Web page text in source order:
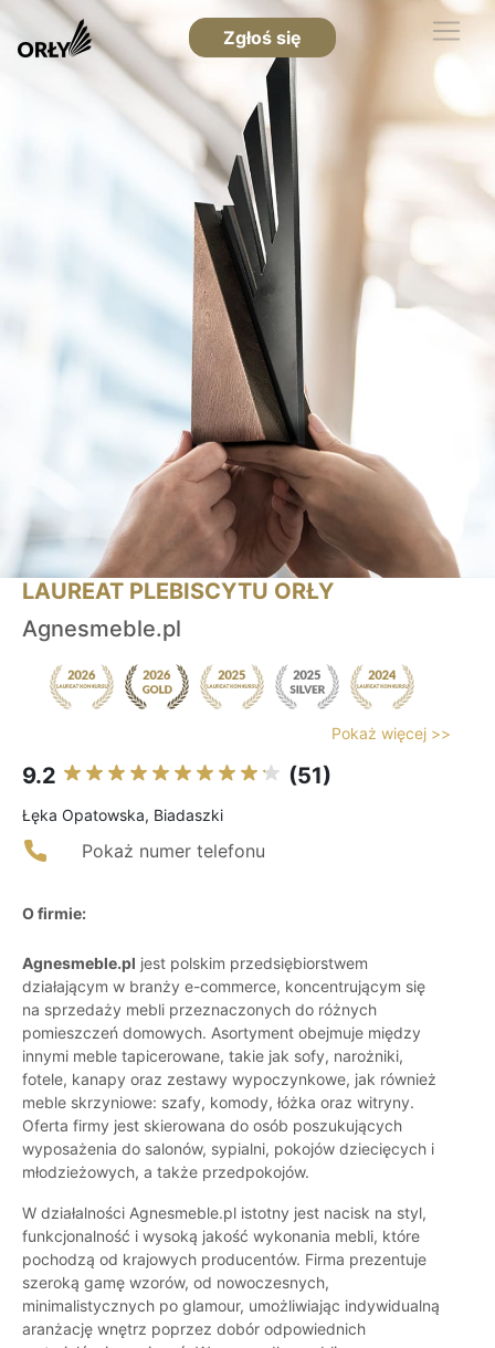
Zgłoś się
LAUREAT PLEBISCYTU ORŁY
Agnesmeble.pl
Pokaż więcej >>
9.2 (51)
Łęka Opatowska, Biadaszki
Pokaż numer telefonu
O firmie:
Agnesmeble.pl jest polskim przedsiębiorstwem
działającym w branży e-commerce, koncentrującym się
na sprzedaży mebli przeznaczonych do różnych
pomieszczeń domowych. Asortyment obejmuje między
innymi meble tapicerowane, takie jak sofy, narożniki,
fotele, kanapy oraz zestawy wypoczynkowe, jak również
meble skrzyniowe: szafy, komody, łóżka oraz witryny.
Oferta firmy jest skierowana do osób poszukujących
wyposażenia do salonów, sypialni, pokojów dziecięcych i
młodzieżowych, a także przedpokojów.
W działalności Agnesmeble.pl istotny jest nacisk na styl,
funkcjonalność i wysoką jakość wykonania mebli, które
pochodzą od krajowych producentów. Firma prezentuje
szeroką gamę wzorów, od nowoczesnych,
minimalistycznych po glamour, umożliwiając indywidualną
aranżację wnętrz poprzez dobór odpowiednich